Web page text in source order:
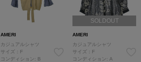
AMERI
カジュアルシャツ
サイズ：F
コンディション: B
SOLDOUT
AMERI
カジュアルシャツ
サイズ：F
コンディション: A